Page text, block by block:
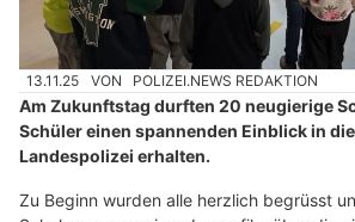
13.11.25 VON POLIZEI.NEWS REDAKTION
Am Zukunftstag durften 20 neugierige
Schüler einen spannenden Einblick in
Landespolizei erhalten.
Zu Beginn wurden alle herzlich begrüsst